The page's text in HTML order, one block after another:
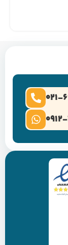
021-